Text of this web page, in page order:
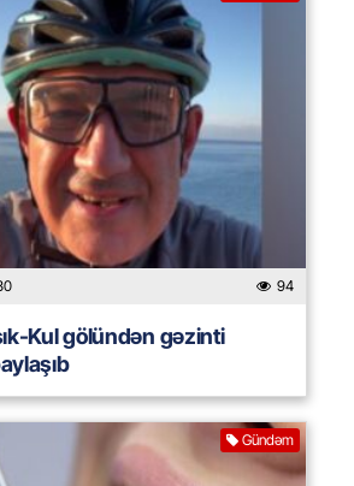
94
Kul gölündən gəzinti
Gündəm